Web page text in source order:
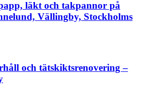
läkt och takpannor på
Vällingby, Stockholms
och tätskiktsrenovering –